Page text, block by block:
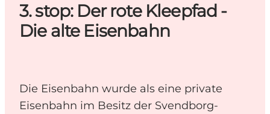
3. stop: Der rote Kleepfad -
Die alte Eisenbahn
Die Eisenbahn wurde als eine private
Eisenbahn im Besitz der Svendborg-